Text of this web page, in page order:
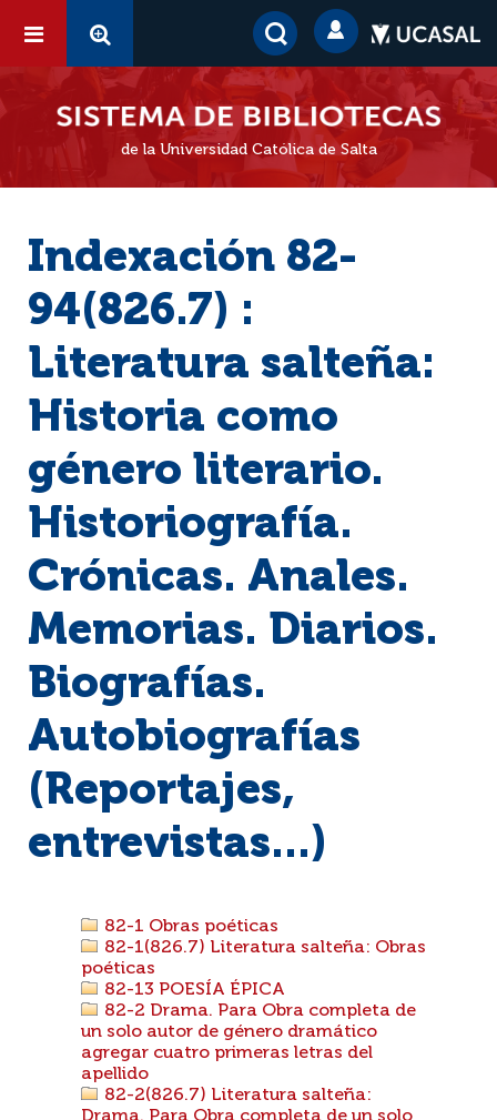
de la Universidad Católica de Salta
Indexación 82-
94(826.7) :
Literatura salteña:
Historia como
género literario.
Historiografía.
Crónicas. Anales.
Memorias. Diarios.
Biografías.
Autobiografías
(Reportajes,
entrevistas...)
82-1 Obras poéticas
82-1(826.7) Literatura salteña: Obras
poéticas
82-13 POESÍA ÉPICA
82-2 Drama. Para Obra completa de
un solo autor de género dramático
agregar cuatro primeras letras del
apellido
82-2(826.7) Literatura salteña: